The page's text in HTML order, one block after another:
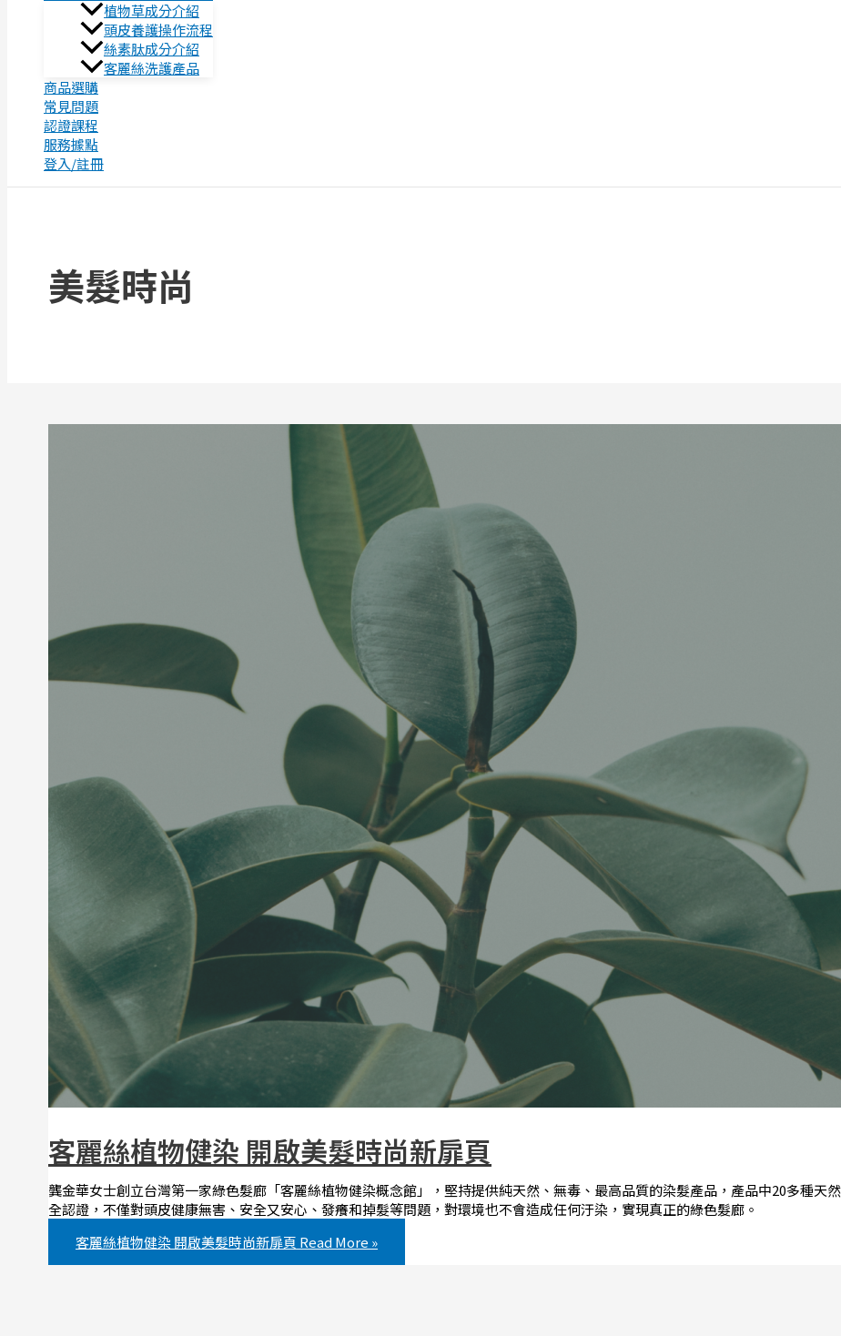
植物草成分介紹
頭皮養護操作流程
絲素肽成分介紹
客麗絲洗護產品
商品選購
常見問題
認證課程
服務據點
登入/註冊
美髮時尚
客麗絲植物健染 開啟美髮時尚新扉頁
龔金華女士創立台灣第一家綠色髮廊「客麗絲植物健染概念館」，堅持提供純天然、無毒、最高品質的染髮產品，產品中20多種天
全認證，不僅對頭皮健康無害、安全又安心、發癢和掉髮等問題，對環境也不會造成任何汙染，實現真正的綠色髮廊。
客麗絲植物健染 開啟美髮時尚新扉頁 Read More »